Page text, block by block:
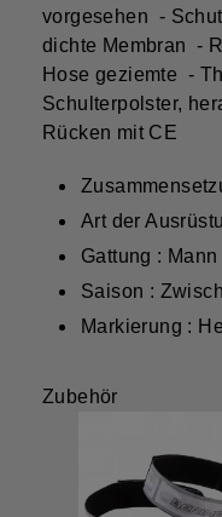
vorgesehen -
dichte Membran -
Hose geziemte -
Schulterpolster,
Rücken mit CE
Art der
Gattung : Mann
Saison :
Markierung :
Zubehör